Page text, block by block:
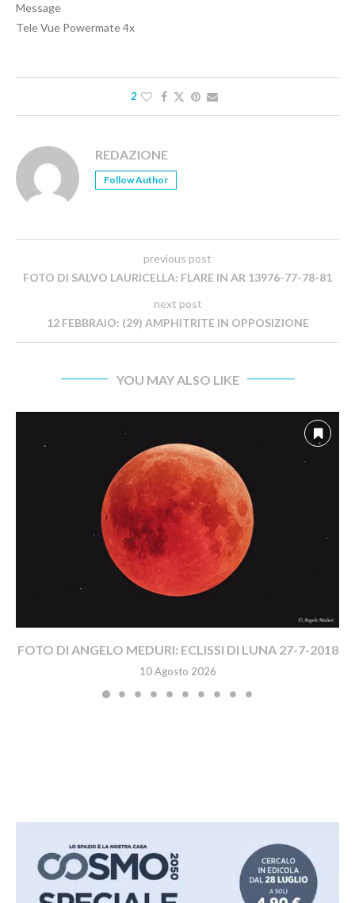
Message
Tele Vue Powermate 4x
2
REDAZIONE
Follow Author
previous post
FOTO DI SALVO LAURICELLA: FLARE IN AR 13976-77-78-81
next post
12 FEBBRAIO: (29) AMPHITRITE IN OPPOSIZIONE
YOU MAY ALSO LIKE
FOTO DI ANGELO MEDURI: ECLISSI DI LUNA 27-7-2018
10 Agosto 2026